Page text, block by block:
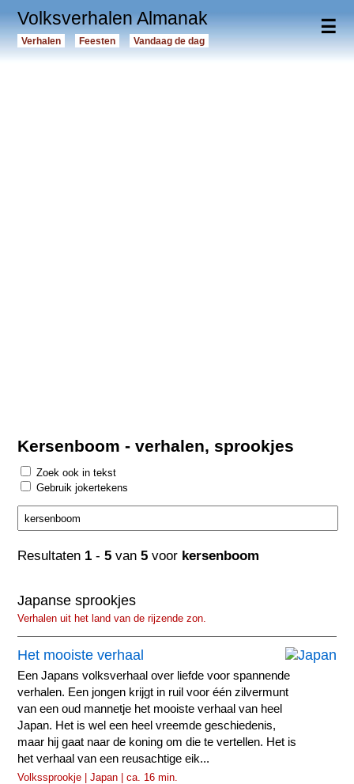
☰
Volksverhalen Almanak
Verhalen Feesten Vandaag de dag
Kersenboom - verhalen, sprookjes
Zoek ook in tekst
Gebruik jokertekens
Resultaten 1 -5 van5 voor kersenboom
Japanse sprookjes
Verhalen uit het land van de rijzende zon.
Het mooiste verhaal
Een Japans volksverhaal over liefde voor spannende
verhalen. Een jongen krijgt in ruil voor één zilvermunt
van een oud mannetje het mooiste verhaal van heel
Japan. Het is wel een heel vreemde geschiedenis,
maar hij gaat naar de koning om die te vertellen. Het is
het verhaal van een reusachtige eik...
Volkssprookje | Japan | ca. 16 min.